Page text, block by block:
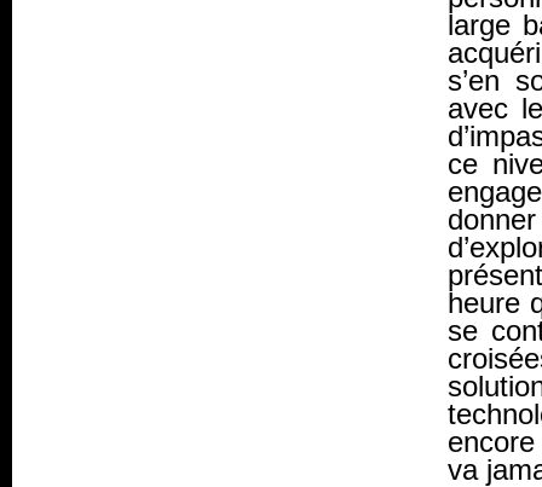
large
s’en
avec
ce
heure
se
va